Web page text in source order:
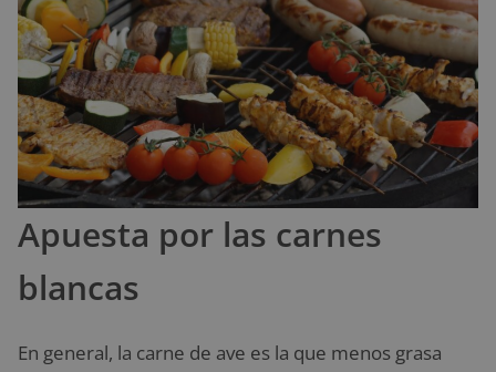
Apuesta por las carnes
blancas
En general, la carne de ave es la que menos grasa